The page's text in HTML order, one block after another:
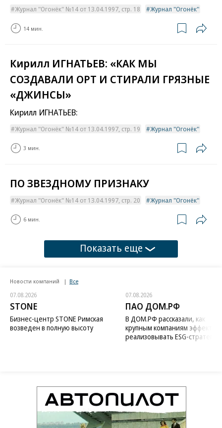
Журнал "Огонёк" №14 от 13.04.1997, стр. 18 Журнал "Огонёк"
14 мин.
Кирилл ИГНАТЬЕВ: «КАК МЫ
СОЗДАВАЛИ ОРТ И СТИРАЛИ ГРЯЗНЫЕ
«ДЖИНСЫ»
Кирилл ИГНАТЬЕВ:
Журнал "Огонёк" №14 от 13.04.1997, стр. 19 Журнал "Огонёк"
3 мин.
ПО ЗВЕЗДНОМУ ПРИЗНАКУ
Журнал "Огонёк" №14 от 13.04.1997, стр. 20 Журнал "Огонёк"
6 мин.
Показать еще
Новости компаний Все
07.08.2026
STONE
Бизнес-центр STONE Римская
возведен в полную высоту
07.08.2026
ПАО ДОМ.РФ
В ДОМ.РФ рассказали, как
крупным компаниям
реализовывать ESG-стратегию